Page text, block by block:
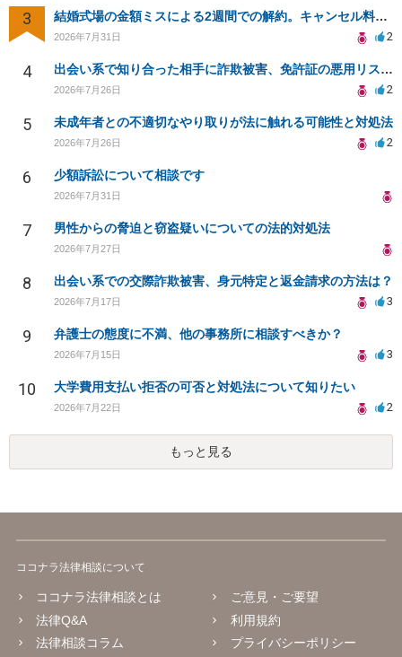
3 結婚式場の金額ミスによる2週間での解約。キャンセル料10万円の免除は可能か。
2026年7月31日 2
4 出会い系で知り合った相手に詐欺被害、免許証の悪用リスクと対策。
2026年7月26日 2
5 未成年者との不適切なやり取りが法に触れる可能性と対処法
2026年7月26日 2
6 少額訴訟について相談です
2026年7月31日
7 男性からの脅迫と窃盗疑いについての法的対処法
2026年7月27日
8 出会い系での交際詐欺被害、身元特定と返金請求の方法は？
2026年7月17日 3
9 弁護士の態度に不満、他の事務所に相談すべきか？
2026年7月15日 3
10 大学費用支払い拒否の可否と対処法について知りたい
2026年7月22日 2
もっと見る
ココナラ法律相談について
ココナラ法律相談とは
法律Q&A
法律相談コラム
ご意見・ご要望
利用規約
プライバシーポリシー